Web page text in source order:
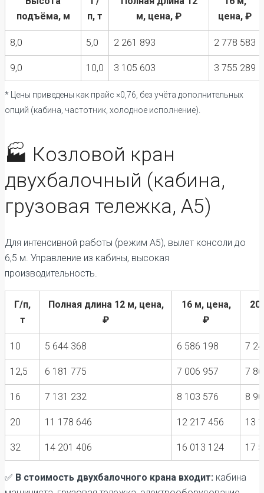
подъёма, м
п, т
м, цена, ₽
цена, ₽
8,0 5,0 2 261 893 2 778 583
9,0 10,0 3 105 603 3 755 289
* Цены приведены как прайс ×0,76, без учёта дополнительных
опций (кабина, частотник, холодное исполнение).
🏭 Козловой кран
двухбалочный (кабина,
грузовая тележка, А5)
Для интенсивной работы (режим А5), вылет консоли до
6,5 м. Управление из кабины, высокая
производительность.
Г/п,
т
Полная длина 12 м, цена,
₽
16 м, цена,
₽
20
10 5 644 368 6 586 198 7
12,5 6 181 775 7 006 957 7
16 7 131 232 8 103 576 8
20 11 178 646 12 217 456 13
32 14 201 406 16 013 124 17
✅ В стоимость двухбалочного крана входит: кабина